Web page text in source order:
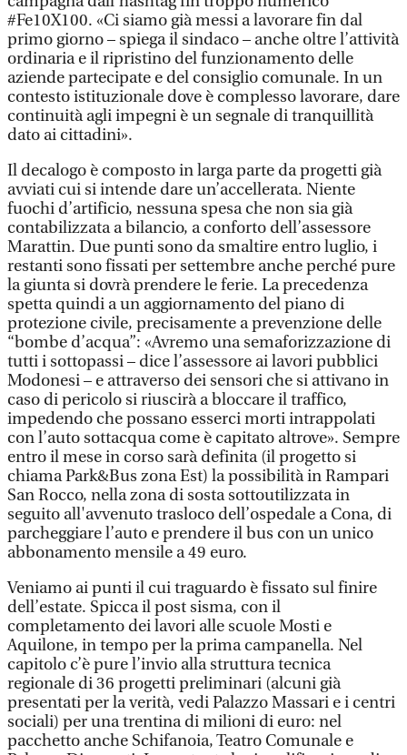
#Fe10X100. «Ci siamo già messi a lavorare fin dal
primo giorno – spiega il sindaco – anche oltre l’attività
ordinaria e il ripristino del funzionamento delle
aziende partecipate e del consiglio comunale. In un
contesto istituzionale dove è complesso lavorare, dare
continuità agli impegni è un segnale di tranquillità
dato ai cittadini».
Il decalogo è composto in larga parte da progetti già
avviati cui si intende dare un’accellerata. Niente
fuochi d’artificio, nessuna spesa che non sia già
contabilizzata a bilancio, a conforto dell’assessore
Marattin. Due punti sono da smaltire entro luglio, i
restanti sono fissati per settembre anche perché pure
la giunta si dovrà prendere le ferie. La precedenza
spetta quindi a un aggiornamento del piano di
protezione civile, precisamente a prevenzione delle
“bombe d’acqua”: «Avremo una semaforizzazione di
tutti i sottopassi – dice l’assessore ai lavori pubblici
Modonesi – e attraverso dei sensori che si attivano in
caso di pericolo si riuscirà a bloccare il traffico,
impedendo che possano esserci morti intrappolati
con l’auto sottacqua come è capitato altrove». Sempre
entro il mese in corso sarà definita (il progetto si
chiama Park&Bus zona Est) la possibilità in Rampari
San Rocco, nella zona di sosta sottoutilizzata in
seguito all'avvenuto trasloco dell’ospedale a Cona, di
parcheggiare l’auto e prendere il bus con un unico
abbonamento mensile a 49 euro.
Veniamo ai punti il cui traguardo è fissato sul finire
dell’estate. Spicca il post sisma, con il
completamento dei lavori alle scuole Mosti e
Aquilone, in tempo per la prima campanella. Nel
capitolo c’è pure l’invio alla struttura tecnica
regionale di 36 progetti preliminari (alcuni già
presentati per la verità, vedi Palazzo Massari e i centri
sociali) per una trentina di milioni di euro: nel
pacchetto anche Schifanoia, Teatro Comunale e